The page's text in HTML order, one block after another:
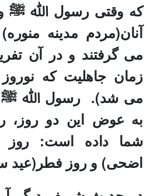
که وقتی رسول ﷲ ﷺ
آنان(مردم مدینه
می گرفتند و در آن
زمان جاهلیت که
می شد). رسول ﷲ ﷺ
به عوض این دو روز،
شما داده است: روز
اضحی) و روز فطر(عید